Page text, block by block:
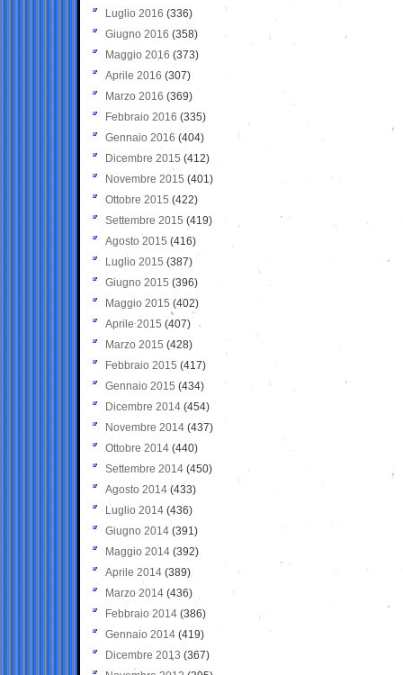
Luglio 2016 (336)
Giugno 2016 (358)
Maggio 2016 (373)
Aprile 2016 (307)
Marzo 2016 (369)
Febbraio 2016 (335)
Gennaio 2016 (404)
Dicembre 2015 (412)
Novembre 2015 (401)
Ottobre 2015 (422)
Settembre 2015 (419)
Agosto 2015 (416)
Luglio 2015 (387)
Giugno 2015 (396)
Maggio 2015 (402)
Aprile 2015 (407)
Marzo 2015 (428)
Febbraio 2015 (417)
Gennaio 2015 (434)
Dicembre 2014 (454)
Novembre 2014 (437)
Ottobre 2014 (440)
Settembre 2014 (450)
Agosto 2014 (433)
Luglio 2014 (436)
Giugno 2014 (391)
Maggio 2014 (392)
Aprile 2014 (389)
Marzo 2014 (436)
Febbraio 2014 (386)
Gennaio 2014 (419)
Dicembre 2013 (367)